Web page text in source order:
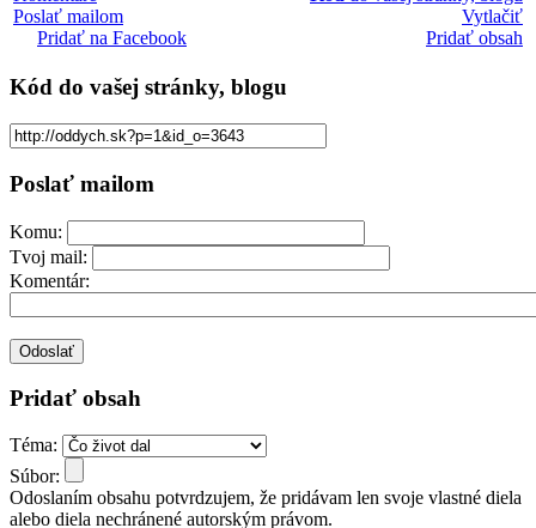
Poslať mailom
Pridať na Facebook
Vytlačiť
Pridať obsah
Kód do vašej stránky, blogu
Poslať mailom
Komu:
Tvoj mail:
Komentár:
Pridať obsah
Téma:
Súbor:
Odoslaním obsahu potvrdzujem, že pridávam len svoje vlastné diela
alebo diela nechránené autorským právom.